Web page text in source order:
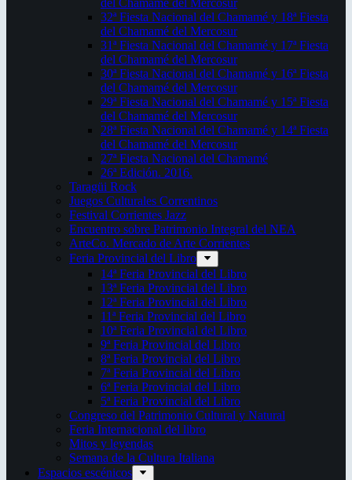
del Chamamé del Mercosur
32ª Fiesta Nacional del Chamamé y 18ª Fiesta
del Chamamé del Mercosur
31ª Fiesta Nacional del Chamamé y 17ª Fiesta
del Chamamé del Mercosur
30ª Fiesta Nacional del Chamamé y 16ª Fiesta
del Chamamé del Mercosur
29ª Fiesta Nacional del Chamamé y 15ª Fiesta
del Chamamé del Mercosur
28ª Fiesta Nacional del Chamamé y 14ª Fiesta
del Chamamé del Mercosur
27ª Fiesta Nacional del Chamamé
26ª Edición. 2016.
Taragüi Rock
Juegos Culturales Correntinos
Festival Corrientes Jazz
Encuentro sobre Patrimonio Integral del NEA
ArteCo. Mercado de Arte Corrientes
Feria Provincial del Libro
14ª Feria Provincial del Libro
13ª Feria Provincial del Libro
12ª Feria Provincial del Libro
11ª Feria Provincial del Libro
10ª Feria Provincial del Libro
9ª Feria Provincial del Libro
8ª Feria Provincial del Libro
7ª Feria Provincial del Libro
6ª Feria Provincial del Libro
5ª Feria Provincial del Libro
Congreso del Patrimonio Cultural y Natural
Feria Internacional del libro
Mitos y leyendas
Semana de la Cultura Italiana
Espacios escénicos